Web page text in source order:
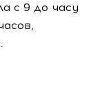
с 9 до часу